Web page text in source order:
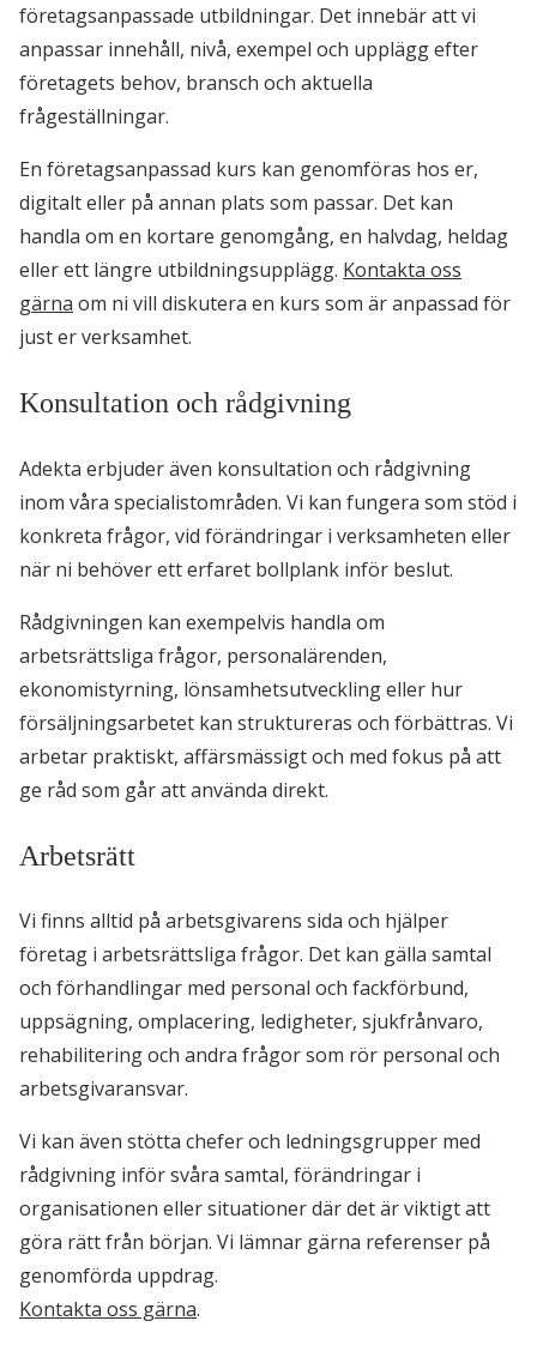
företagsanpassade utbildningar. Det innebär att vi
anpassar innehåll, nivå, exempel och upplägg efter
företagets behov, bransch och aktuella
frågeställningar.
En företagsanpassad kurs kan genomföras hos er,
digitalt eller på annan plats som passar. Det kan
handla om en kortare genomgång, en halvdag, heldag
eller ett längre utbildningsupplägg. Kontakta oss
gärna om ni vill diskutera en kurs som är anpassad för
just er verksamhet.
Konsultation och rådgivning
Adekta erbjuder även konsultation och rådgivning
inom våra specialistområden. Vi kan fungera som stöd i
konkreta frågor, vid förändringar i verksamheten eller
när ni behöver ett erfaret bollplank inför beslut.
Rådgivningen kan exempelvis handla om
arbetsrättsliga frågor, personalärenden,
ekonomistyrning, lönsamhetsutveckling eller hur
försäljningsarbetet kan struktureras och förbättras. Vi
arbetar praktiskt, affärsmässigt och med fokus på att
ge råd som går att använda direkt.
Arbetsrätt
Vi finns alltid på arbetsgivarens sida och hjälper
företag i arbetsrättsliga frågor. Det kan gälla samtal
och förhandlingar med personal och fackförbund,
uppsägning, omplacering, ledigheter, sjukfrånvaro,
rehabilitering och andra frågor som rör personal och
arbetsgivaransvar.
Vi kan även stötta chefer och ledningsgrupper med
rådgivning inför svåra samtal, förändringar i
organisationen eller situationer där det är viktigt att
göra rätt från början. Vi lämnar gärna referenser på
genomförda uppdrag.
Kontakta oss gärna.